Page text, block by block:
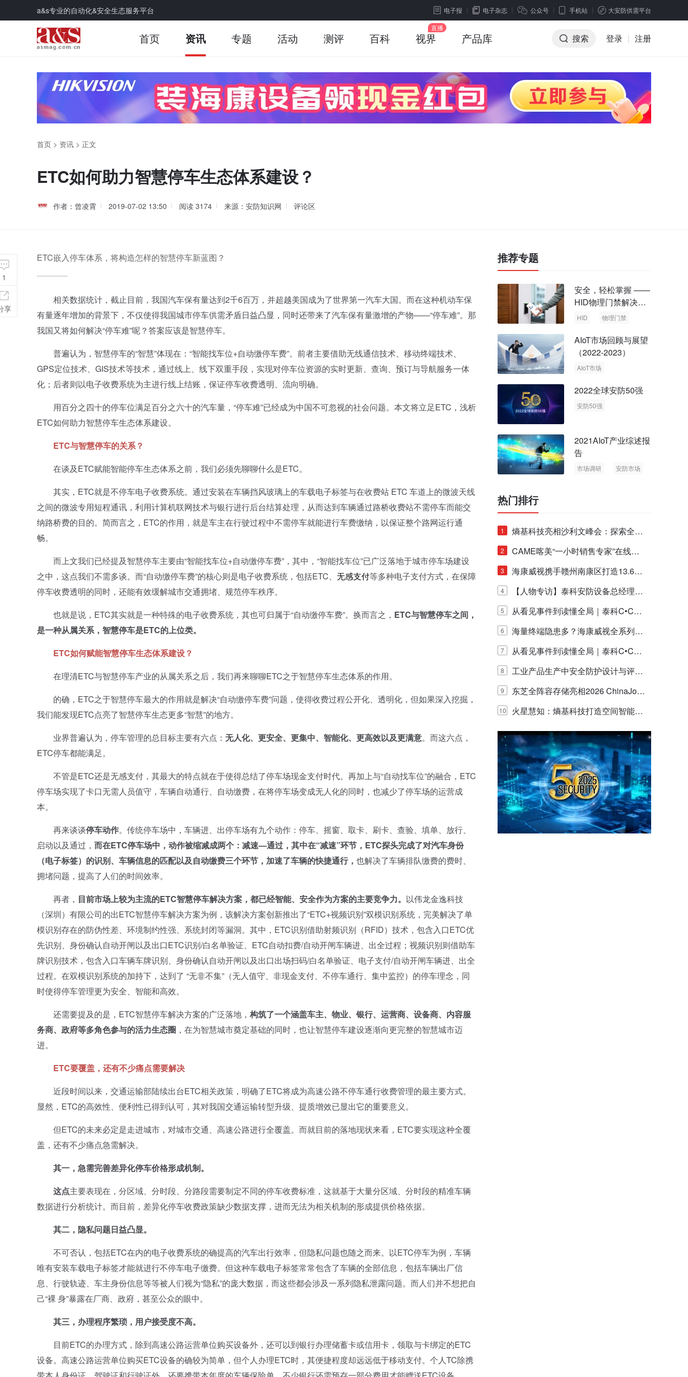
a&s专业的自动化&安全生态服务平台 电子报 电子杂志 公众号 手机站 大安防供需平台
首页 资讯 专题 活动 测评 百科 视界 产品库 搜索 登录 | 注册
首页 > 资讯 > 正文
ETC如何助力智慧停车生态体系建设？
作者：曾凌霄 2019-07-02 13:50 阅读 3174 来源：安防知识网 评论区
ETC嵌入停车体系，将构造怎样的智慧停车新蓝图？
相关数据统计，截止目前，我国汽车保有量达到2千6百万，并超越美国成为了世界第一汽车大国。而在这种机动车保
有量逐年增加的背景下，不仅使得我国城市停车供需矛盾日益凸显，同时还带来了汽车保有量激增的产物——“停车难”。那
我国又将如何解决“停车难”呢？答案应该是智慧停车。
普遍认为，智慧停车的“智慧”体现在：“智能找车位+自动缴停车费”。前者主要借助无线通信技术、移动终端技术、
GPS定位技术、GIS技术等技术，通过线上、线下双重手段，实现对停车位资源的实时更新、查询、预订与导航服务一体
化；后者则以电子收费系统为主进行线上结账，保证停车收费透明、流向明确。
用百分之四十的停车位满足百分之六十的汽车量，“停车难”已经成为中国不可忽视的社会问题。本文将立足ETC，浅析
ETC如何助力智慧停车生态体系建设。
ETC与智慧停车的关系？
在谈及ETC赋能智能停车生态体系之前，我们必须先聊聊什么是ETC。
其实，ETC就是不停车电子收费系统。通过安装在车辆挡风玻璃上的车载电子标签与在收费站 ETC 车道上的微波天线
之间的微波专用短程通讯，利用计算机联网技术与银行进行后台结算处理，从而达到车辆通过路桥收费站不需停车而能交
纳路桥费的目的。简而言之，ETC的作用，就是车主在行驶过程中不需停车就能进行车费缴纳，以保证整个路网运行通
畅。
而上文我们已经提及智慧停车主要由“智能找车位+自动缴停车费”，其中，“智能找车位”已广泛落地于城市停车场建设
之中，这点我们不需多谈。而“自动缴停车费”的核心则是电子收费系统，包括ETC、 无感支付等多种电子支付方式，在保障
停车收费透明的同时，还能有效缓解城市交通拥堵、规范停车秩序。
也就是说，ETC其实就是一种特殊的电子收费系统，其也可归属于“自动缴停车费”。换而言之， ETC与智慧停车之间，
是一种从属关系，智慧停车是ETC的上位类。
ETC如何赋能智慧停车生态体系建设？
在理清ETC与智慧停车产业的从属关系之后，我们再来聊聊ETC之于智慧停车生态体系的作用。
的确，ETC之于智慧停车最大的作用就是解决“自动缴停车费”问题，使得收费过程公开化、透明化，但如果深入挖掘，
我们能发现ETC点亮了智慧停车生态更多“智慧”的地方。
业界普遍认为，停车管理的总目标主要有六点： 无人化、更安全、更集中、智能化、更高效以及更满意。而这六点，
ETC停车都能满足。
不管是ETC还是无感支付，其最大的特点就在于使得总结了停车场现金支付时代。再加上与“自动找车位”的融合，ETC
停车场实现了卡口无需人员值守，车辆自动通行、自动缴费，在将停车场变成无人化的同时，也减少了停车场的运营成
本。
再来谈谈停车动作。传统停车场中，车辆进、出停车场有九个动作：停车、摇窗、取卡、刷卡、查验、填单、放行、
启动以及通过， 而在ETC停车场中，动作被缩减成两个：减速—通过，其中在“减速”环节，ETC探头完成了对汽车身份
（电子标签）的识别、车辆信息的匹配以及自动缴费三个环节，加速了车辆的快捷通行， 也解决了车辆排队缴费的费时、
拥堵问题，提高了人们的时间效率。
再者， 目前市场上较为主流的ETC智慧停车解决方案，都已经智能、安全作为方案的主要竞争力。 以伟龙金逸科技
（深圳）有限公司的出ETC智慧停车解决方案为例，该解决方案创新推出了“ETC+视频识别”双模识别系统，完美解决了单
模识别存在的防伪性差、环境制约性强、系统封闭等漏洞。其中，ETC识别借助射频识别（RFID）技术，包含入口ETC优
先识别、身份确认自动开闸以及出口ETC识别/白名单验证、ETC自动扣费/自动开闸车辆进、出全过程；视频识别则借助车
牌识别技术，包含入口车辆车牌识别、身份确认自动开闸以及出口出场扫码/白名单验证、电子支付/自动开闸车辆进、出全
过程。在双模识别系统的加持下，达到了 “无非不集”（无人值守、非现金支付、不停车通行、集中监控）的停车理念，同
时使得停车管理更为安全、智能和高效。
还需要提及的是，ETC智慧停车解决方案的广泛落地， 构筑了一个涵盖车主、物业、银行、运营商、设备商、内容服
务商、政府等多角色参与的活力生态圈 ，在为智慧城市奠定基础的同时，也让智慧停车建设逐渐向更完整的智慧城市迈
进。
ETC要覆盖，还有不少痛点需要解决
近段时间以来，交通运输部陆续出台ETC相关政策，明确了ETC将成为高速公路不停车通行收费管理的最主要方式。
显然，ETC的高效性、便利性已得到认可，其对我国交通运输转型升级、提质增效已显出它的重要意义。
但ETC的未来必定是走进城市，对城市交通、高速公路进行全覆盖。而就目前的落地现状来看，ETC要实现这种全覆
盖，还有不少痛点急需解决。
其一，急需完善差异化停车价格形成机制。
这点主要表现在，分区域、分时段、分路段需要制定不同的停车收费标准，这就基于大量分区域、分时段的精准车辆
数据进行分析统计。而目前，差异化停车收费政策缺少数据支撑，进而无法为相关机制的形成提供价格依据。
其二，隐私问题日益凸显。
不可否认，包括ETC在内的电子收费系统的确提高的汽车出行效率，但隐私问题也随之而来。以ETC停车为例，车辆
唯有安装车载电子标签才能就进行不停车电子缴费。但这种车载电子标签常常包含了车辆的全部信息，包括车辆出厂信
息、行驶轨迹、车主身份信息等等被人们视为“隐私”的庞大数据，而这些都会涉及一系列隐私泄露问题。而人们并不想把自
己“裸 身”暴露在厂商、政府，甚至公众的眼中。
其三，办理程序繁琐，用户接受度不高。
目前ETC的办理方式，除到高速公路运营单位购买设备外，还可以到银行办理储蓄卡或信用卡，领取与卡绑定的ETC
设备。高速公路运营单位购买ETC设备的确较为简单，但个人办理ETC时，其便捷程度却远远低于移动支付。个人TC除携
1
享
推荐专题
安全，轻松掌握 ——
HID物理门禁解决方
案，启动智慧安全新
HID 物理门禁
AIoT市场回顾与展望
（2022-2023）
AIoT市场
2022全球安防50强
安防50强
2021AIoT产业综述报
告
市场调研
安防市场
热门排行
1
熵基科技亮相沙利文峰会：探索全栈
脑机技术商业化生态新路径
2
CAME喀美“一小时销售专家”在线赋
能培训正式启动！
3
海康威视携手赣州南康区打造13.6公
里绿波网
4
【人物专访】泰科安防设备总经理张
宁解码安防出海新范式
5
从看见事件到读懂全局｜泰科C•CUR
E IQ 3.20开启安防运营智能新时代
6
海量终端隐患多？海康威视全系列物
联安全产品，四层守护更放心！
7
从看见事件到读懂全局｜泰科C•CUR
E IQ 3.20开启安防运营智能新时代
8
工业产品生产中安全防护设计与评估
的实践与探讨
9
东芝全阵容存储亮相2026 ChinaJo
y，以海量数据底座赋能“与AI同游”新
体验
10
火星慧知：熵基科技打造空间智能时
代的认知中枢